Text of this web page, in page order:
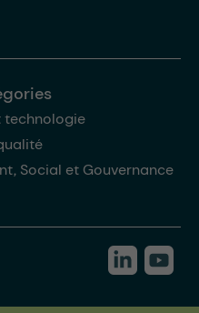
technologie
Social et Gouvernance